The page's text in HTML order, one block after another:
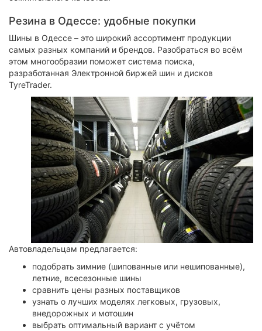
Резина в Одессе: удобные покупки
Шины в Одессе – это широкий ассортимент продукции
самых разных компаний и брендов. Разобраться во всём
этом многообразии поможет система поиска,
разработанная Электронной биржей шин и дисков
TyreTrader.
Автовладельцам предлагается:
подобрать зимние (шипованные или нешипованные),
летние, всесезонные шины
сравнить цены разных поставщиков
узнать о лучших моделях легковых, грузовых,
внедорожных и мотошин
выбрать оптимальный вариант с учётом